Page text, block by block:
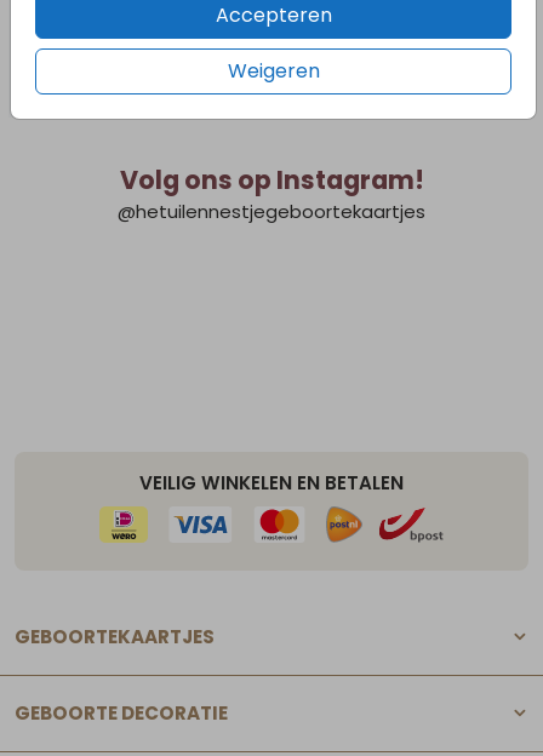
Accepteren
Weigeren
Volg ons op Instagram!
@hetuilennestjegeboortekaartjes
VEILIG WINKELEN EN BETALEN
GEBOORTEKAARTJES
GEBOORTE DECORATIE